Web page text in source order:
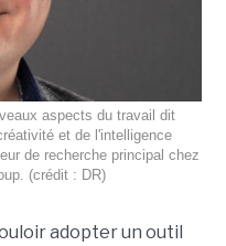
aspects du travail dit
et de l'intelligence
de recherche principal chez
(crédit : DR)
adopter un outil